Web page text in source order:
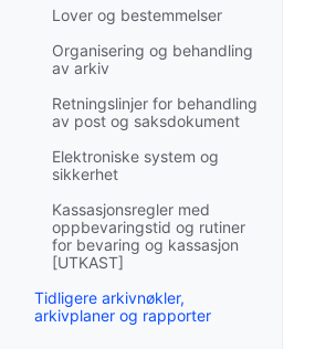
Lover og bestemmelser
Organisering og behandling
av arkiv
Retningslinjer for behandling
av post og saksdokument
Elektroniske system og
sikkerhet
Kassasjonsregler med
oppbevaringstid og rutiner
for bevaring og kassasjon
[UTKAST]
Tidligere arkivnøkler,
arkivplaner og rapporter